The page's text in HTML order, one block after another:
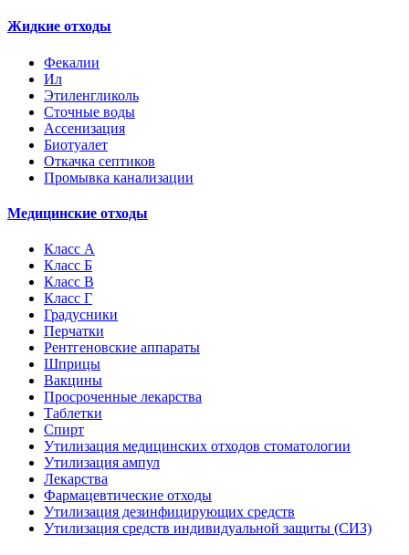
Жидкие отходы
Фекалии
Ил
Этиленгликоль
Сточные воды
Ассенизация
Биотуалет
Откачка септиков
Промывка канализации
Медицинские отходы
Класс А
Класс Б
Класс В
Класс Г
Градусники
Перчатки
Рентгеновские аппараты
Шприцы
Вакцины
Просроченные лекарства
Таблетки
Спирт
Утилизация медицинских отходов стоматологии
Утилизация ампул
Лекарства
Фармацевтические отходы
Утилизация дезинфицирующих средств
Утилизация средств индивидуальной защиты (СИЗ)